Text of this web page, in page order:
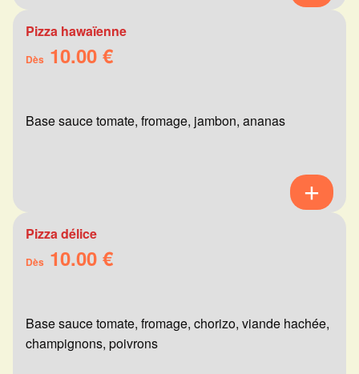
Pizza hawaïenne
Dès 10.00 €
Base sauce tomate, fromage, jambon, ananas
Pizza délice
Dès 10.00 €
Base sauce tomate, fromage, chorizo, viande hachée,
champignons, poivrons